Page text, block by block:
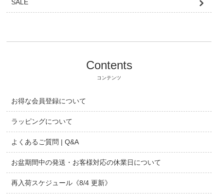
SALE
Contents
コンテンツ
お得な会員登録について
ラッピングについて
よくあるご質問 | Q&A
お盆期間中の発送・お客様対応の休業日について
再入荷スケジュール《8/4 更新》